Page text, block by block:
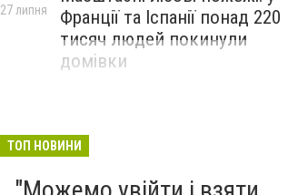
Франції та Іспанії понад 220
тисяч людей покинули
домівки
27 липня
ТОП НОВИНИ